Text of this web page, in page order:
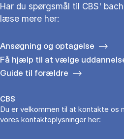
Har du spørgsmål til CBS'
læse mere her:
Ansøgning og optagelse
Få hjælp til at vælge
Guide til forældre
CBS
Du er velkommen til at kontakte os
vores kontaktoplysninger her: